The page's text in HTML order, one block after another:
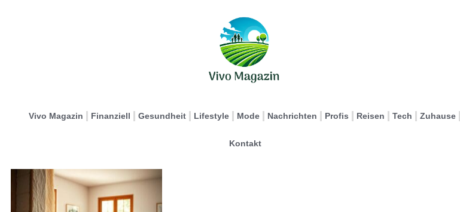
Vivo Magazin Finanziell Gesundheit Lifestyle Mode Nachrichten Profis Reisen Tech Zuhause
Kontakt